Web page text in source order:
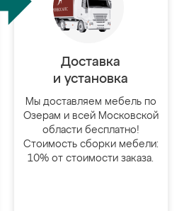
Доставка
и установка
Мы доставляем мебель по
Озерам и всей Московской
области бесплатно!
Стоимость сборки мебели:
10% от стоимости заказа.